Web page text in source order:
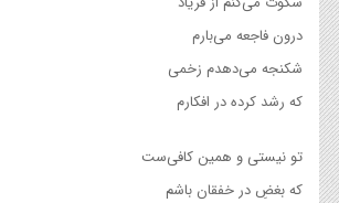
درون فاجعه می‌بارم
شکنجه می‌دهدم زخمی
که رشد کرده در افکارم
تو نیستی و همین کافی‌ست
که بغضِ در خفقان باشم